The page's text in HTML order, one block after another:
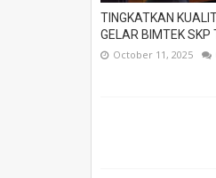
TINGKATKAN
GELAR BIMTEK SKP
October 11, 2025